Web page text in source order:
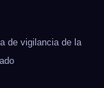
de vigilancia de la